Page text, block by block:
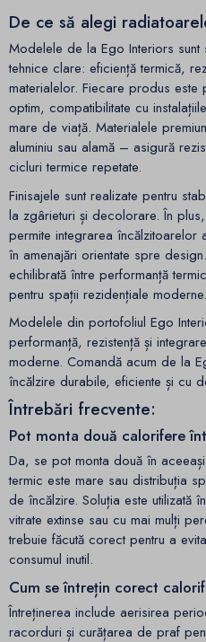
De ce să alegi
Modelele de la Ego Interiors
tehnice clare: eficiență termică,
materialelor. Fiecare produs este
optim, compatibilitate cu
mare de viață. Materialele
aluminiu sau alamă – asigură
cicluri termice repetate.
Finisajele sunt realizate pentru
la zgârieturi și decolorare. În
permite integrarea încălzitoarelor
în amenajări orientate spre
echilibrată între performanță
pentru spații rezidențiale moderne.
Modelele din portofoliul Ego
performanță, rezistență și
moderne. Comandă acum de la
încălzire durabile, eficiente și cu
Întrebări frecvente:
Pot monta două calorifere
Da, se pot monta două în
termic este mare sau distribuția
de încălzire. Soluția este utilizată
vitrate extinse sau cu mai mulți
trebuie făcută corect pentru a
consumul inutil.
Cum se întrețin corect
Întreținerea include aerisirea
racorduri și curățarea de praf